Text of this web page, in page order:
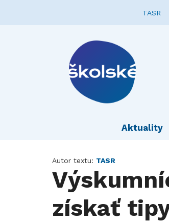
TASR
Aktuality
Autor textu: TASR
získať